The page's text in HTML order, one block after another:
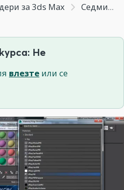
за 3ds Max Седмица 3 - V-Ray материали
Не
влезте или се